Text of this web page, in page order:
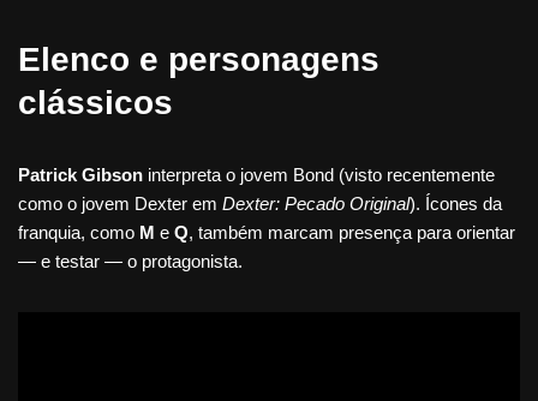
Elenco e personagens
clássicos
Patrick Gibson interpreta o jovem Bond (visto recentemente
como o jovem Dexter em Dexter: Pecado Original). Ícones da
franquia, como M e Q, também marcam presença para orientar
— e testar — o protagonista.